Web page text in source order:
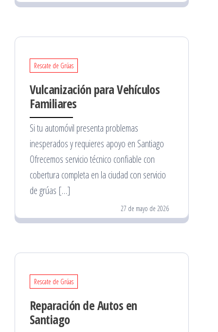
Rescate de Grúas
Vulcanización para Vehículos
Familiares
Si tu automóvil presenta problemas
inesperados y requieres apoyo en Santiago
Ofrecemos servicio técnico confiable con
cobertura completa en la ciudad con servicio
de grúas […]
27 de mayo de 2026
Rescate de Grúas
Reparación de Autos en
Santiago